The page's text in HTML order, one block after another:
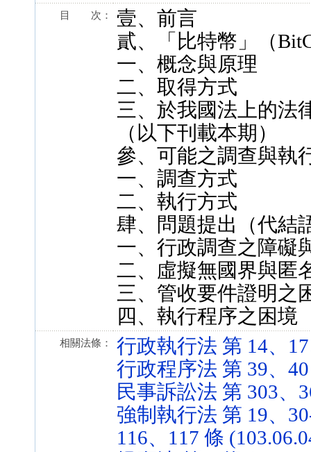
目 次：
壹、前言
貳、「比特幣」（
一、概念與原理
二、取得方式
三、於我國法上的法
（以下刊載本期）
參、可能之調查與執
一、調查方式
二、執行方式
肆、問題提出（代結
一、行政調查之障礙
二、虛擬無國界與匿
三、管收要件證明之
四、執行程序之困境
相關法條：
行政執行法 第 14、
行政程序法 第 39、
民事訴訟法 第 303、
強制執行法 第 19、
116、117 條